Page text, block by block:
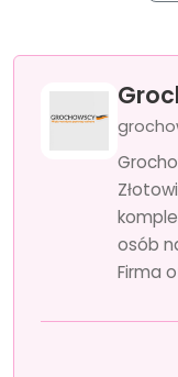
osób
Firma